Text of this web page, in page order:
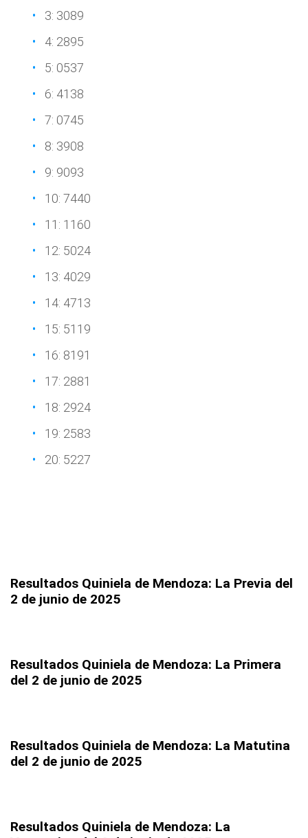
3: 3089
4: 2895
5: 0537
6: 4138
7: 0745
8: 3908
9: 9093
10: 7440
11: 1160
12: 5024
13: 4029
14: 4713
15: 5119
16: 8191
17: 2881
18: 2924
19: 2583
20: 5227
Resultados Quiniela de Mendoza: La Previa del
2 de junio de 2025
Resultados Quiniela de Mendoza: La Primera
del 2 de junio de 2025
Resultados Quiniela de Mendoza: La Matutina
del 2 de junio de 2025
Resultados Quiniela de Mendoza: La